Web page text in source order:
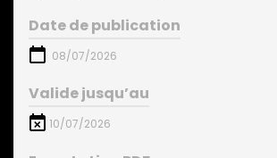
Date de publication
08/07/2026
Valide jusqu’au
10/07/2026